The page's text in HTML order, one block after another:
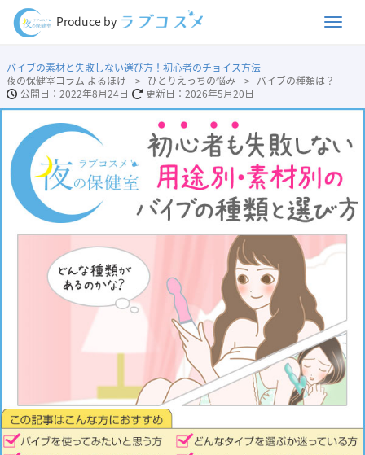
Produce by
バイブの素材と失敗しない選び方！初心者のチョイス方法
夜の保健室コラム よるほけ
ひとりえっちの悩み
バイブの種類は？
2022年8月24日
2026年5月20日